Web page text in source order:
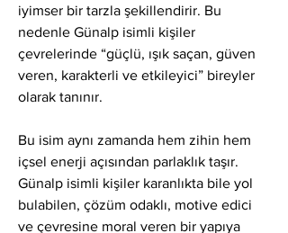
iyimser bir tarzla şekillendirir. Bu
nedenle Günalp isimli kişiler
çevrelerinde “güçlü, ışık saçan, güven
veren, karakterli ve etkileyici” bireyler
olarak tanınır.
Bu isim aynı zamanda hem zihin hem
içsel enerji açısından parlaklık taşır.
Günalp isimli kişiler karanlıkta bile yol
bulabilen, çözüm odaklı, motive edici
ve çevresine moral veren bir yapıya